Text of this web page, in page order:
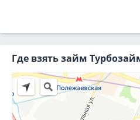
Где взять займ